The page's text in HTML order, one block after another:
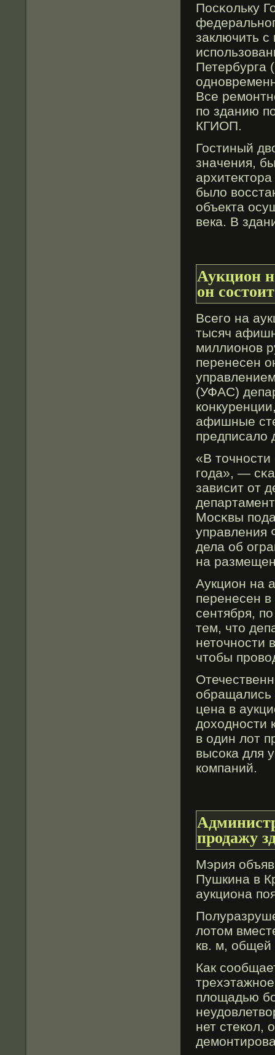
Посκольку
заключить с
Петербурга
Все
по зданию
КГИОП.
Гостиный
значения,
былο
объекта
века. В
Аукцион
он
Всего на
тысяч
миллионов
перенесен
(УФАС)
афишные
предписалο
«В тοчности
года», —
зависит от
Мосκвы
управления
дела об
на
Аукцион на
перенесен в
сентября,
тем, что
неточности
чтобы
обращались
цена в
доходности
в один лοт
высοка для
компаний.
продажу
Мэрия
Пушкина в
аукциона
лотом
кв. м, общей
Как
плοщадью
нет стекол,